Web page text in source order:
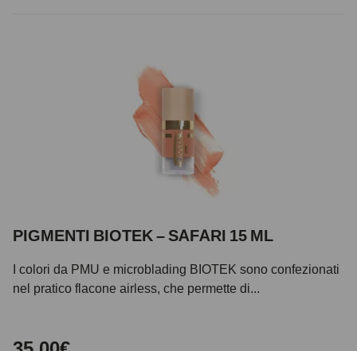
PIGMENTI BIOTEK – SAFARI 15 ML
I colori da PMU e microblading BIOTEK sono confezionati
nel pratico flacone airless, che permette di...